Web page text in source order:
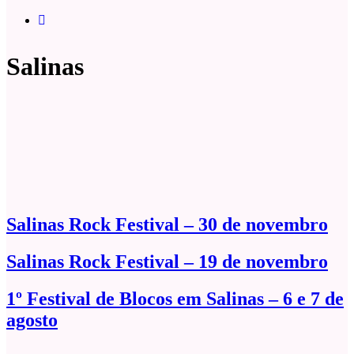
Salinas
Salinas Rock Festival – 30 de novembro
Salinas Rock Festival – 19 de novembro
1º Festival de Blocos em Salinas – 6 e 7 de
agosto